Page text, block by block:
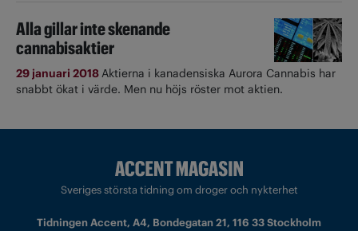
Alla gillar inte skenande
cannabisaktier
29 januari 2018Aktierna i kanadensiska Aurora Cannabis har
snabbt ökat i värde. Men nu höjs röster mot aktien.
Sveriges största tidning om droger och nykterhet
Tidningen Accent, A4, Bondegatan 21, 116 33 Stockholm